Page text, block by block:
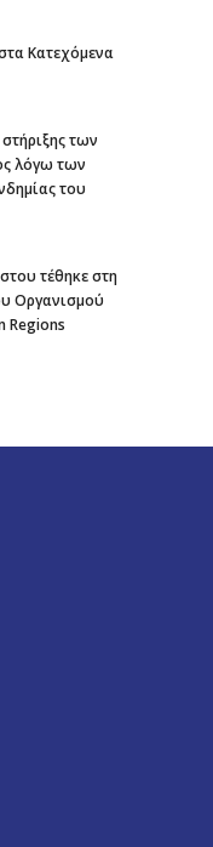
Κατεχόμενα
των
λόγω των
του
τέθηκε στη
Οργανισμού
Regions